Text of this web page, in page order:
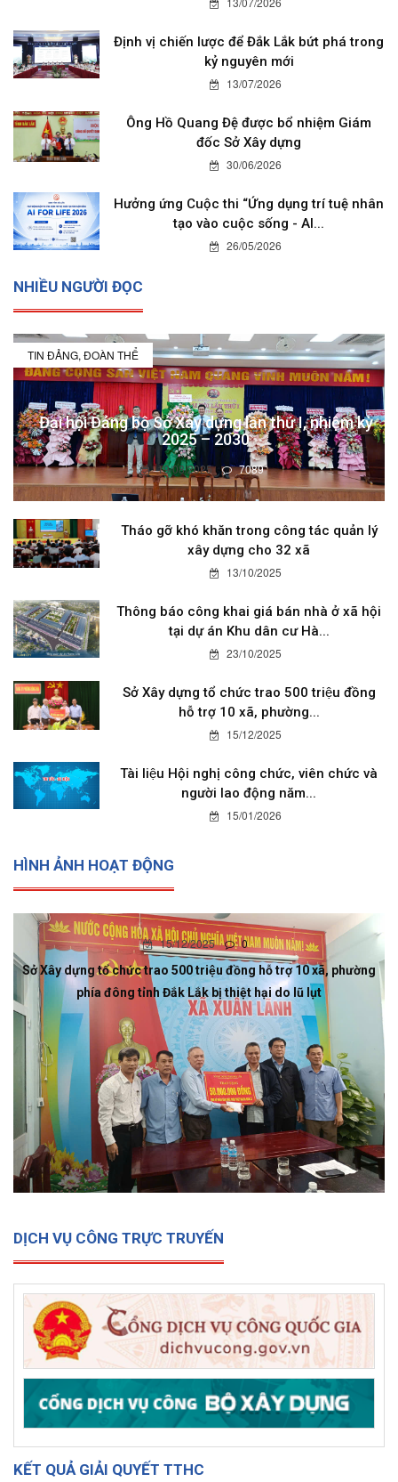
Định vị chiến lược để Đắk Lắk bứt phá trong
kỷ nguyên mới
13/07/2026
Ông Hồ Quang Đệ được bổ nhiệm Giám
đốc Sở Xây dựng
30/06/2026
Hưởng ứng Cuộc thi “Ứng dụng trí tuệ nhân
tạo vào cuộc sống - AI...
26/05/2026
NHIỀU NGƯỜI ĐỌC
TIN ĐẢNG, ĐOÀN THỂ
Đại hội Đảng bộ Sở Xây dựng lần thứ I, nhiệm kỳ
2025 – 2030
19/08/2025 7089
Tháo gỡ khó khăn trong công tác quản lý
xây dựng cho 32 xã
13/10/2025
Thông báo công khai giá bán nhà ở xã hội
tại dự án Khu dân cư Hà...
23/10/2025
Sở Xây dựng tổ chức trao 500 triệu đồng
hỗ trợ 10 xã, phường...
15/12/2025
Tài liệu Hội nghị công chức, viên chức và
người lao động năm...
15/01/2026
HÌNH ẢNH HOẠT ĐỘNG
15/12/2025 0
Sở Xây dựng tổ chức trao 500 triệu đồng hỗ trợ 10 xã, phường
phía đông tỉnh Đắk Lắk bị thiệt hại do lũ lụt
DỊCH VỤ CÔNG TRỰC TRUYẾN
KẾT QUẢ GIẢI QUYẾT TTHC